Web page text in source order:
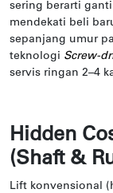
sering berarti
mendekati beli
sepanjang umur
teknologi Screw-
servis ringan 2–4
Hidden
(Shaft &
Lift konvensional